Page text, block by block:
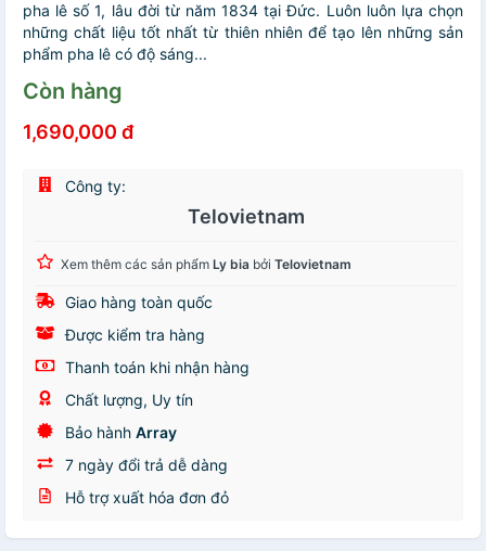
pha lê số 1, lâu đời từ năm 1834 tại Đức. Luôn luôn lựa chọn
những chất liệu tốt nhất từ thiên nhiên để tạo lên những sản
phẩm pha lê có độ sáng...
Còn hàng
1,690,000 đ
Công ty:
Telovietnam
Xem thêm các sản phẩm Ly bia bởi Telovietnam
Giao hàng toàn quốc
Được kiểm tra hàng
Thanh toán khi nhận hàng
Chất lượng, Uy tín
Bảo hành Array
7 ngày đổi trả dễ dàng
Hỗ trợ xuất hóa đơn đỏ